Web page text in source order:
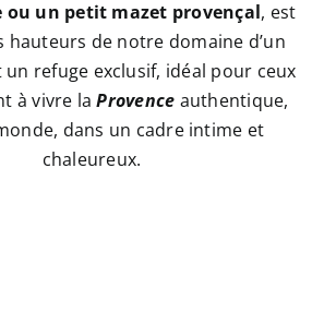
un petit mazet provençal, est
hauteurs de notre domaine d’un
un refuge exclusif, idéal pour ceux
à vivre laProvence authentique,
dans un cadre intime et
chaleureux.